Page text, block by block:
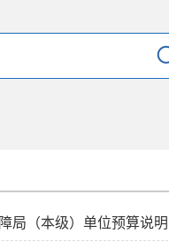
局（本级）单位预算说明